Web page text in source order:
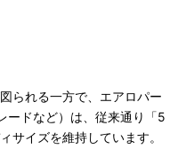
られる一方で、エアロパー
ードなど）は、従来通り「5
サイズを維持しています。